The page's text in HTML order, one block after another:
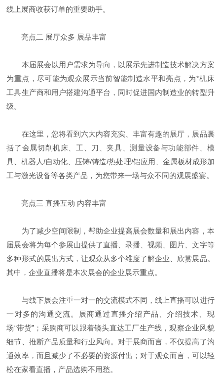
线上展商收获订单的重要助手。
亮点二 展厅众多 展品丰富
本届展会以用户需求为导向，以展示先进制造技术解决方案
为重点，尽可能为观众展示当前智能制造水平和亮点，为*机床
工具生产商和用户搭建沟通平台，同时促进国内制造业的转型升
级。
在这里，您将看到六大内容充实、丰富有趣的展厅，展品囊
括了金属切削机床、工、刀、夹具、测量设备与功能部件、模
具、机器人/自动化、压铸/铸造/热处理/铝应用、金属板材成形加
工与激光设备等各类产品，为您带来一场与众不同的观展盛宴。
亮点三 直播互动 内容丰富
为了减少空间限制，帮助企业提高展会数量和展出内容，本
届展会将为每个参展山提供了直播、录播、视频、图片、文字等
多种形式的展出方式，让观众从多个维度了解企业、欣赏展品。
其中，企业直播将是本次展会的企业展示重点。
与线下展会注重一对一的交流模式不同，线上直播可以进行
一对多的沟通交流。展商通过直播介绍产品、介绍技术、现
场“带货”；采购商可以跟着镜头直达工厂生产线，观察企业风貌
细节、推断产品质量和行业风向。对于展商而言，不仅提高了沟
通效率，而且减少了不必要的资源付出；对于观众而言，可以轻
松在家看直播，产品选购不用愁。